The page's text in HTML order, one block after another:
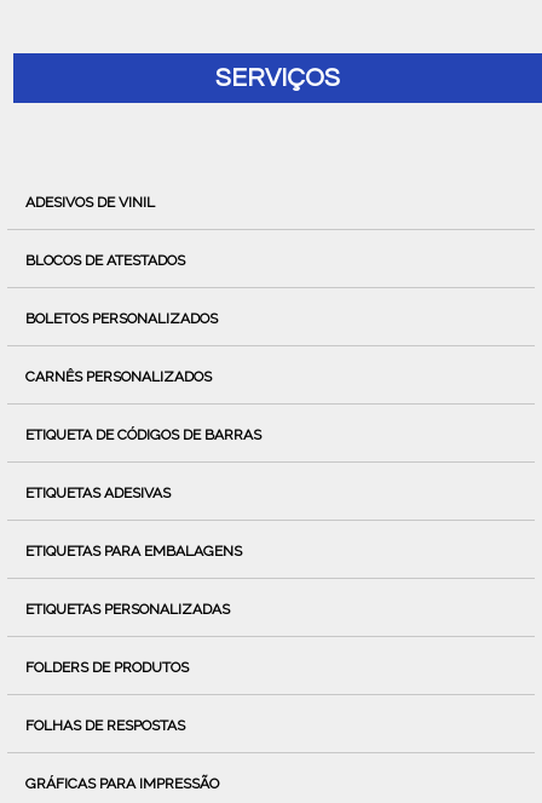
SERVIÇOS
ADESIVOS DE VINIL
BLOCOS DE ATESTADOS
BOLETOS PERSONALIZADOS
CARNÊS PERSONALIZADOS
ETIQUETA DE CÓDIGOS DE BARRAS
ETIQUETAS ADESIVAS
ETIQUETAS PARA EMBALAGENS
ETIQUETAS PERSONALIZADAS
FOLDERS DE PRODUTOS
FOLHAS DE RESPOSTAS
GRÁFICAS PARA IMPRESSÃO